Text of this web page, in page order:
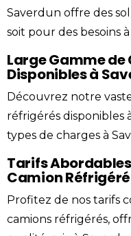
Saverdun offre des
soit pour des besoins
Large Gamme
Disponibles à
Découvrez notre
réfrigérés disponibles
types de charges à
Tarifs
Camion
Profitez de nos tarifs
camions réfrigérés,